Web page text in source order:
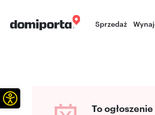
Sprzedaż
To
Otwórz pasek narzędzi